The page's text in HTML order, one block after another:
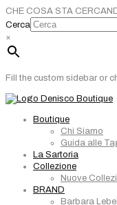
CHE COSA STA
Cerca
×
Fill the custom sidebar or
Boutique
Chi Siamo
Guida alle
La Sartoria
Collezione
Nuove
BRAND
Barbara